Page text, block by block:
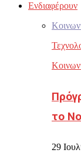
Ενδιαφέρουν
το
29